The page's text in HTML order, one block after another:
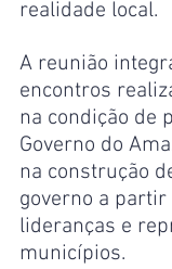
realidade local.
A reunião
encontros
na condição de
Governo do
na construção
governo a
lideranças e
municípios.